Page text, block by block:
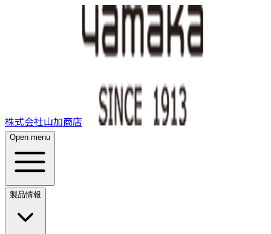
株式会社山加商店
Open menu
製品情報